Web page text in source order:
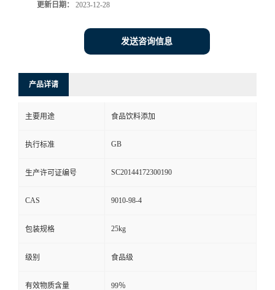
更新日期： 2023-12-28
发送咨询信息
产品详请
主要用途 食品饮料添加
执行标准 GB
生产许可证编号 SC20144172300190
CAS 9010-98-4
包装规格 25kg
级别 食品级
有效物质含量 99％